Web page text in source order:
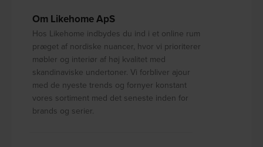
Om Likehome ApS
Hos Likehome indbydes du ind i et online rum
præget af nordiske nuancer, hvor vi prioriterer
møbler og interiør af høj kvalitet med
skandinaviske undertoner. Vi forbliver ajour
med de nyeste trends og fornyer konstant
vores sortiment med det seneste inden for
brands og serier.